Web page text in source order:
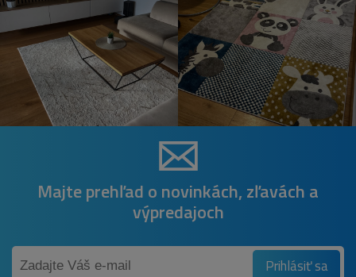
Majte prehľad o novinkách, zľavách a
výpredajoch
Prihlásiť sa